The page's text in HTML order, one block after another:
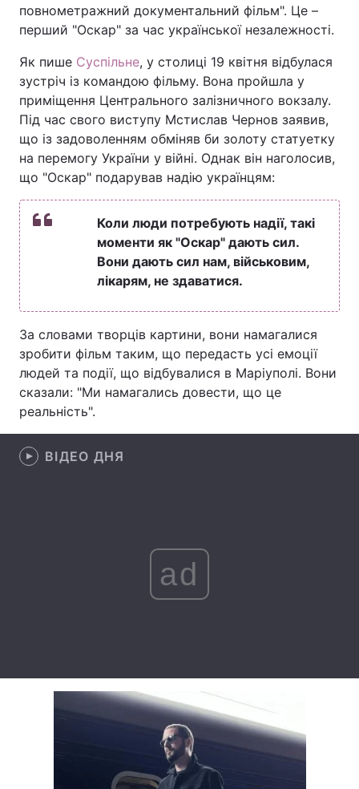
Економіка Світ
Техно і зв'язок Лайт
Зброя Інциденти
Здоров'я Туризм
Цікавинки Погода
Екологія Регіони
Інтерв'ю Думки
Архів Вакансії
Контакти
Послуги
повнометражний документальний фільм". Це –
перший "Оскар" за час української незалежності.
Як пише Суспільне, у столиці 19 квітня відбулася
зустріч із командою фільму. Вона пройшла у
приміщення Центрального залізничного вокзалу.
Під час свого виступу Мстислав Чернов заявив,
що із задоволенням обміняв би золоту статуетку
на перемогу України у війні. Однак він наголосив,
що "Оскар" подарував надію українцям:
Коли люди потребують надії, такі
моменти як "Оскар" дають сил.
Вони дають сил нам, військовим,
лікарям, не здаватися.
За словами творців картини, вони намагалися
зробити фільм таким, що передасть усі емоції
людей та події, що відбувалися в Маріуполі. Вони
сказали: "Ми намагались довести, що це
реальність".
ВІДЕО ДНЯ
ad